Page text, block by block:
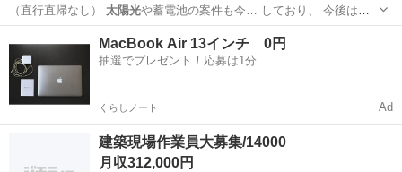
（直行直帰なし） 太陽光や蓄電池の案件も今… しており、 今後は
陽光発電・蓄電池といっ… 電気 未経験
MacBook Air 13インチ 0円
抽選でプレゼント！応募は1分
くらしノート Ad
建築現場作業員大募集/14000
月収312,000円